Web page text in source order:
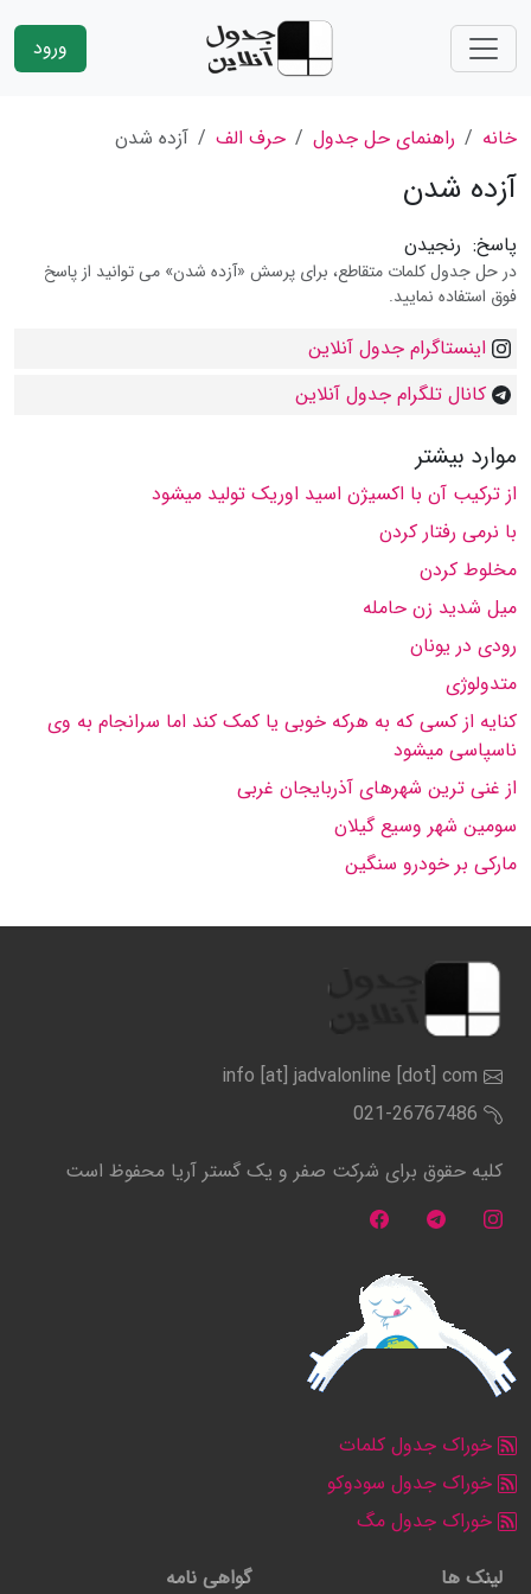
ورود
خانه راهنمای حل جدول حرف الف آزده شدن
آزده شدن
پاسخ: رنجیدن
در حل جدول کلمات متقاطع، برای پرسش «آزده شدن» می توانید از پاسخ
فوق استفاده نمایید.
اینستاگرام جدول آنلاین
کانال تلگرام جدول آنلاین
موارد بیشتر
از ترکیب آن با اکسیژن اسید اوریک تولید میشود
با نرمی رفتار کردن
مخلوط کردن
میل شدید زن حامله
رودی در یونان
متدولوژی
کنایه از کسی که به هرکه خوبی یا کمک کند اما سرانجام به وی
ناسپاسی میشود
از غنی ترین شهرهای آذربایجان غربی
سومین شهر وسیع گیلان
مارکی بر خودرو سنگین
info [at] jadvalonline [dot] com
021-26767486
کلیه حقوق برای شرکت صفر و یک گستر آریا محفوظ است
خوراک جدول کلمات
خوراک جدول سودوکو
خوراک جدول مگ
لینک ها
گواهی نامه